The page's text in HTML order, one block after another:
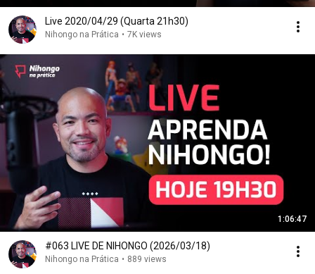
Live 2020/04/29 (Quarta 21h30)
Nihongo na Prática • 7K views
1:06:47
#063 LIVE DE NIHONGO (2026/03/18)
Nihongo na Prática • 889 views